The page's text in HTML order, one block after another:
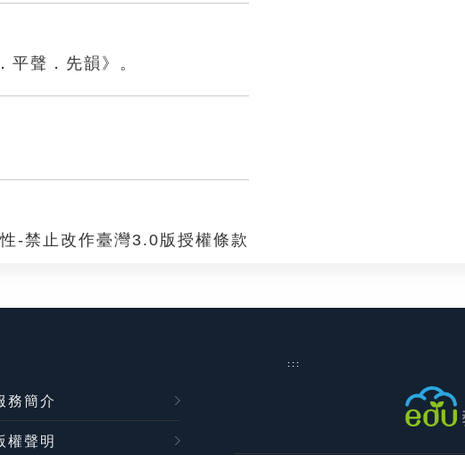
平聲．先韻》。
-禁止改作臺灣3.0版授權條款
:::
務簡介
權聲明